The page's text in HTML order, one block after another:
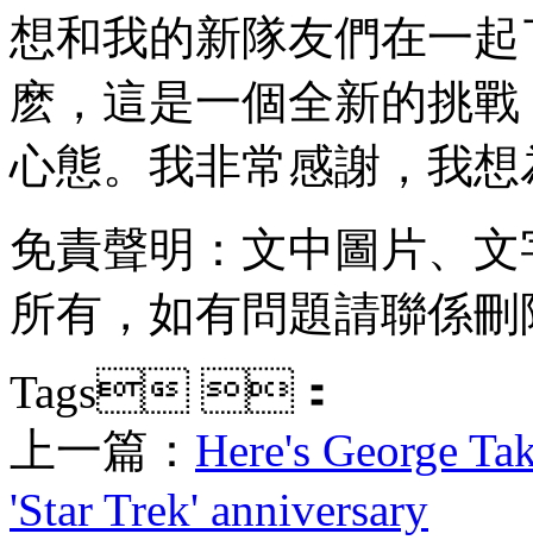
想和我的新隊友們在一起
麽，這是一個全新的挑
心態  。我非常感謝，我
免責聲明：文中圖片
所有，如有問題請聯係刪除
Tags ：
上一篇： Here's George
'Star Trek' anniversary